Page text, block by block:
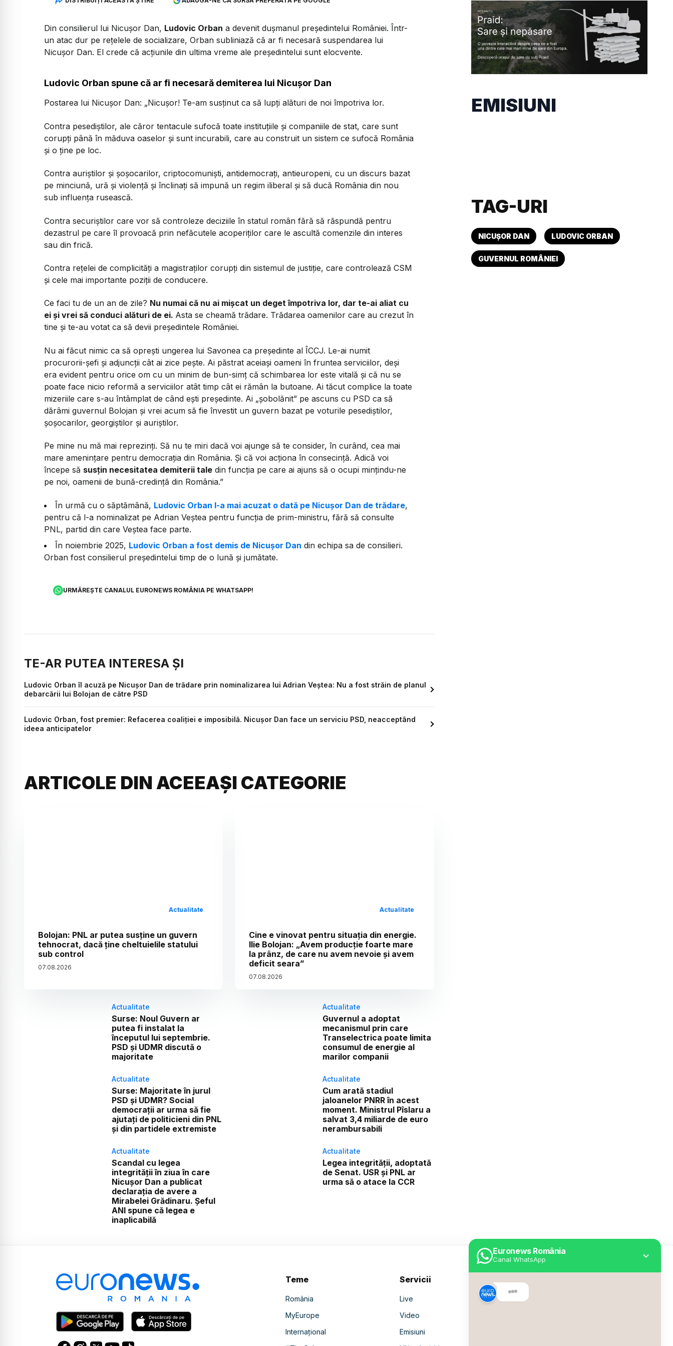
Euronews România
Canal WhatsApp
Din consilierul lui Nicușor Dan, Ludovic Orban a devenit dușmanul președintelui României. Într-
un atac dur pe rețelele de socializare, Orban subliniază că ar fi necesară suspendarea lui
Nicușor Dan. El crede că acțiunile din ultima vreme ale președintelui sunt elocvente.
Ludovic Orban spune că ar fi necesară demiterea lui Nicușor Dan
Postarea lui Nicușor Dan: „Nicușor! Te-am susținut ca să lupți alături de noi împotriva lor.
Contra pesediștilor, ale căror tentacule sufocă toate instituțiile și companiile de stat, care sunt
corupți până în măduva oaselor și sunt incurabili, care au construit un sistem ce sufocă România
și o ține pe loc.
Contra auriștilor și șoșocarilor, criptocomuniști, antidemocrați, antieuropeni, cu un discurs bazat
pe minciună, ură și violență și înclinați să impună un regim iliberal și să ducă România din nou
sub influența rusească.
Contra securiștilor care vor să controleze deciziile în statul român fără să răspundă pentru
dezastrul pe care îl provoacă prin nefăcutele acoperiților care le ascultă comenzile din interes
sau din frică.
Contra rețelei de complicități a magistraților corupți din sistemul de justiție, care controlează CSM
și cele mai importante poziții de conducere.
Ce faci tu de un an de zile? Nu numai că nu ai mișcat un deget împotriva lor, dar te-ai aliat cu
ei și vrei să conduci alături de ei. Asta se cheamă trădare. Trădarea oamenilor care au crezut în
tine și te-au votat ca să devii președintele României.
Nu ai făcut nimic ca să oprești ungerea lui Savonea ca președinte al ÎCCJ. Le-ai numit
procurorii-șefi și adjuncții cât ai zice pește. Ai păstrat aceiași oameni în fruntea serviciilor, deși
era evident pentru orice om cu un minim de bun-simț că schimbarea lor este vitală și că nu se
poate face nicio reformă a serviciilor atât timp cât ei rămân la butoane. Ai tăcut complice la toate
mizeriile care s-au întâmplat de când ești președinte. Ai „șobolănit” pe ascuns cu PSD ca să
dărâmi guvernul Bolojan și vrei acum să fie învestit un guvern bazat pe voturile pesediștilor,
șoșocarilor, georgiștilor și auriștilor.
Pe mine nu mă mai reprezinți. Să nu te miri dacă voi ajunge să te consider, în curând, cea mai
mare amenințare pentru democrația din România. Și că voi acționa în consecință. Adică voi
începe să susțin necesitatea demiterii tale din funcția pe care ai ajuns să o ocupi mințindu-ne
pe noi, oamenii de bună-credință din România.”
În urmă cu o săptămână, Ludovic Orban l-a mai acuzat o dată pe Nicușor Dan de trădare,
pentru că l-a nominalizat pe Adrian Veștea pentru funcția de prim-ministru, fără să consulte
PNL, partid din care Veștea face parte.
În noiembrie 2025, Ludovic Orban a fost demis de Nicușor Dan din echipa sa de consilieri.
Orban fost consilierul președintelui timp de o lună și jumătate.
URMĂREȘTE CANALUL EURONEWS ROMÂNIA PE WHATSAPP!
TE-AR PUTEA INTERESA ȘI
Ludovic Orban îl acuză pe Nicușor Dan de trădare prin nominalizarea lui Adrian Veștea: Nu a fost străin de planul
debarcării lui Bolojan de către PSD
Ludovic Orban, fost premier: Refacerea coaliției e imposibilă. Nicușor Dan face un serviciu PSD, neacceptând
ideea anticipatelor
ARTICOLE DIN ACEEAȘI CATEGORIE
Actualitate
Bolojan: PNL ar putea susține un guvern
tehnocrat, dacă ține cheltuielile statului
sub control
07.08.2026
Actualitate
Cine e vinovat pentru situația din energie.
Ilie Bolojan: „Avem producție foarte mare
la prânz, de care nu avem nevoie și avem
deficit seara”
07.08.2026
Actualitate
Surse: Noul Guvern ar
putea fi instalat la
începutul lui septembrie.
PSD și UDMR discută o
majoritate
Actualitate
Guvernul a adoptat
mecanismul prin care
Transelectrica poate limita
consumul de energie al
marilor companii
Actualitate
Surse: Majoritate în jurul
PSD și UDMR? Social
democrații ar urma să fie
ajutați de politicieni din PNL
și din partidele extremiste
Actualitate
Cum arată stadiul
jaloanelor PNRR în acest
moment. Ministrul Pîslaru a
salvat 3,4 miliarde de euro
nerambursabili
Actualitate
Scandal cu legea
integrității în ziua în care
Nicușor Dan a publicat
declarația de avere a
Mirabelei Grădinaru. Șeful
ANI spune că legea e
inaplicabilă
Actualitate
Legea integrității, adoptată
de Senat. USR și PNL ar
urma să o atace la CCR
EMISIUNI
TAG-URI
NICUȘOR DAN LUDOVIC ORBAN
GUVERNUL ROMÂNIEI
Teme
România
MyEurope
Internațional
Servicii
Live
Video
Emisiuni
Despre Euronews